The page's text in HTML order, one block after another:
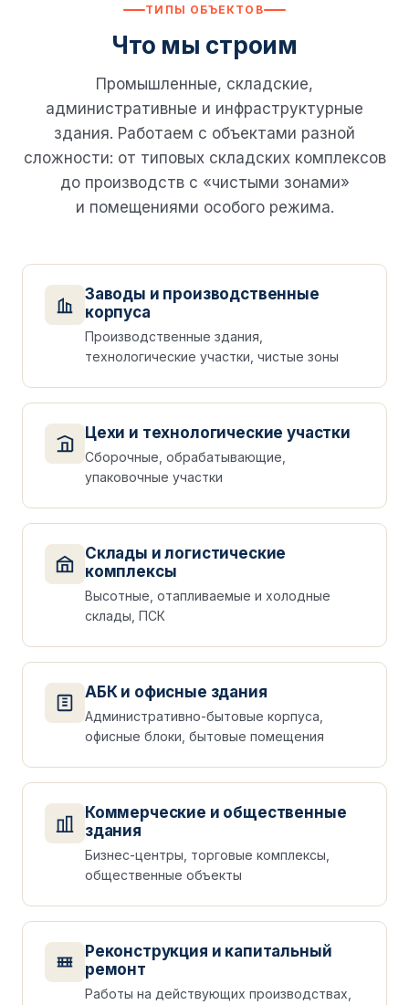
ТИПЫ ОБЪЕКТОВ
Что мы строим
Промышленные, складские,
административные и инфраструктурные
здания. Работаем с объектами разной
сложности: от типовых складских комплексов
до производств с «чистыми зонами»
и помещениями особого режима.
Заводы и производственные
корпуса
Производственные здания,
технологические участки, чистые зоны
Цехи и технологические участки
Сборочные, обрабатывающие,
упаковочные участки
Склады и логистические
комплексы
Высотные, отапливаемые и холодные
склады, ПСК
АБК и офисные здания
Административно-бытовые корпуса,
офисные блоки, бытовые помещения
Коммерческие и общественные
здания
Бизнес-центры, торговые комплексы,
общественные объекты
Реконструкция и капитальный
ремонт
Работы на действующих производствах,